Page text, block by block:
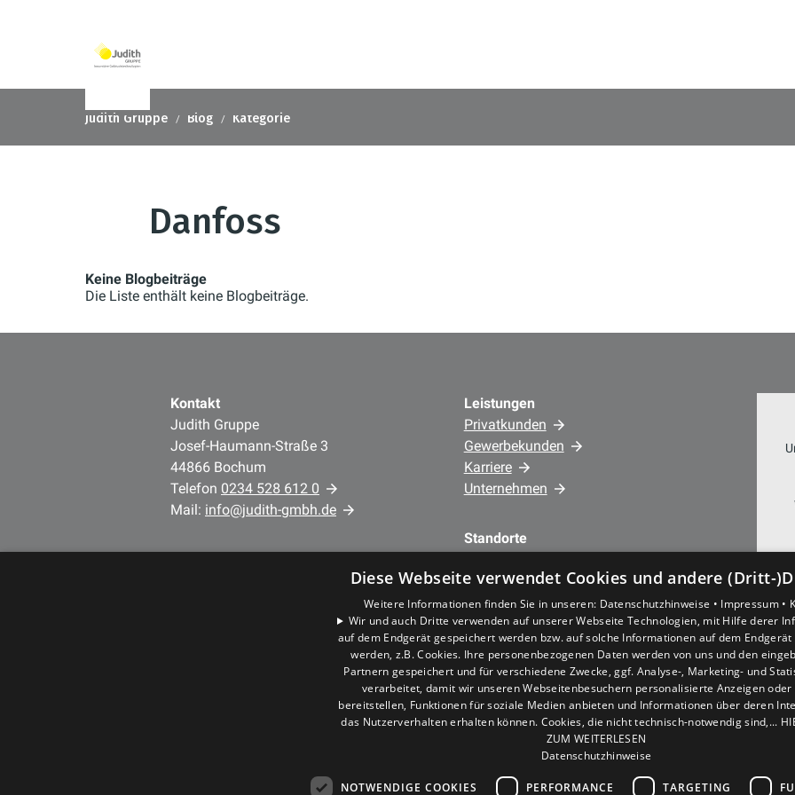
Judith Gruppe Blog Kategorie
Danfoss
Keine Blogbeiträge
Die Liste enthält keine Blogbeiträge.
Kontakt
Judith Gruppe
Josef-Haumann-Straße 3
44866 Bochum
Telefon 0234 528 612 0
Mail: info@judith-gmbh.de
Leistungen
Privatkunden
Gewerbekunden
Karriere
Unternehmen
Standorte
Haumann-Str. 3 – Hauptstandort
44879 Bochum • Nöckerstr. 39 - 41 –
Büro/Verwaltung
Diese Webseite verwendet Cookies und andere (Dritt-
Weitere Informationen finden Sie in unseren: Datenschutzhinweise • Impressum •
Wir und auch Dritte verwenden auf unserer Webseite Technologien, mit Hilfe derer
auf dem Endgerät gespeichert werden bzw. auf solche Informationen auf dem
werden, z.B. Cookies. Ihre personenbezogenen Daten werden von uns und den
Partnern gespeichert und für verschiedene Zwecke, ggf. Analyse-, Marketing- und
verarbeitet, damit wir unseren Webseitenbesuchern personalisierte Anzeigen oder
bereitstellen, Funktionen für soziale Medien anbieten und Informationen über deren
das Nutzerverhalten erhalten können. Cookies, die nicht technisch-notwendig sind,...
ZUM WEITERLESEN
Datenschutzhinweise
NOTWENDIGE COOKIES PERFORMANCE TARGETING